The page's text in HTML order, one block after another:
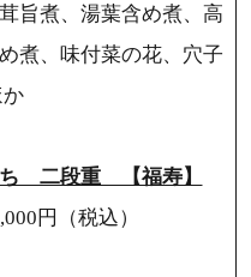
旨煮、湯葉含め煮、高
煮、味付菜の花、穴子
か
二段重 【福寿】
円（税込）